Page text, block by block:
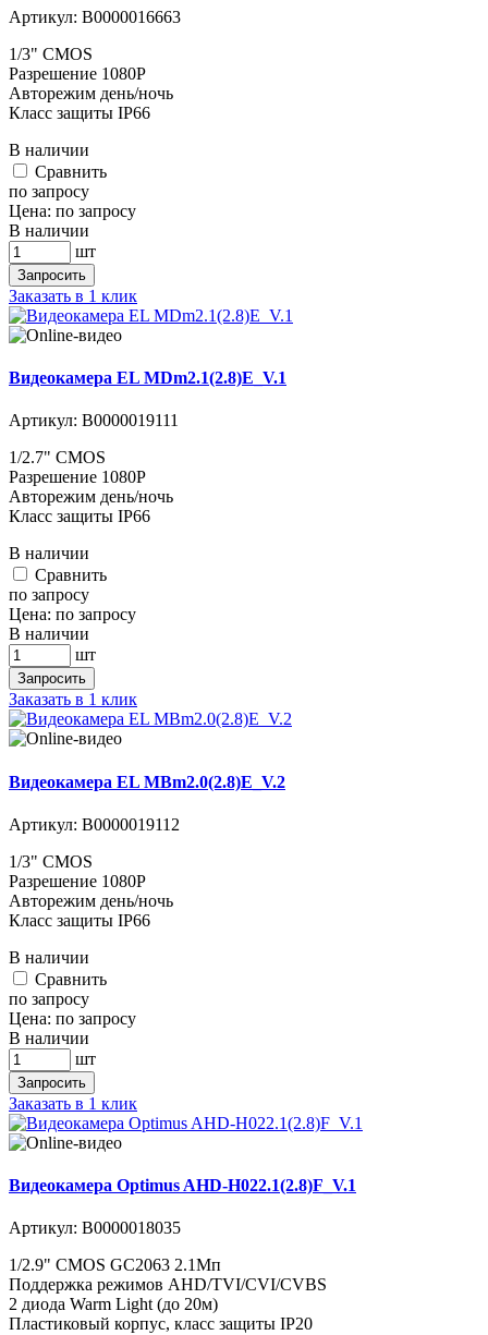
Артикул: В0000016663
1/3" CMOS
Разрешение 1080P
Авторежим день/ночь
Класс защиты IP66
В наличии
Cравнить
по запросу
Цена: по запросу
В наличии
шт
Запросить
Заказать в 1 клик
Видеокамера EL MDm2.1(2.8)E_V.1
Артикул: В0000019111
1/2.7" CMOS
Разрешение 1080P
Авторежим день/ночь
Класс защиты IP66
В наличии
Cравнить
по запросу
Цена: по запросу
В наличии
шт
Запросить
Заказать в 1 клик
Видеокамера EL MBm2.0(2.8)E_V.2
Артикул: В0000019112
1/3" CMOS
Разрешение 1080P
Авторежим день/ночь
Класс защиты IP66
В наличии
Cравнить
по запросу
Цена: по запросу
В наличии
шт
Запросить
Заказать в 1 клик
Видеокамера Optimus AHD-H022.1(2.8)F_V.1
Артикул: В0000018035
1/2.9" CMOS GC2063 2.1Мп
Поддержка режимов AHD/TVI/CVI/CVBS
2 диода Warm Light (до 20м)
Пластиковый корпус, класс защиты IP20